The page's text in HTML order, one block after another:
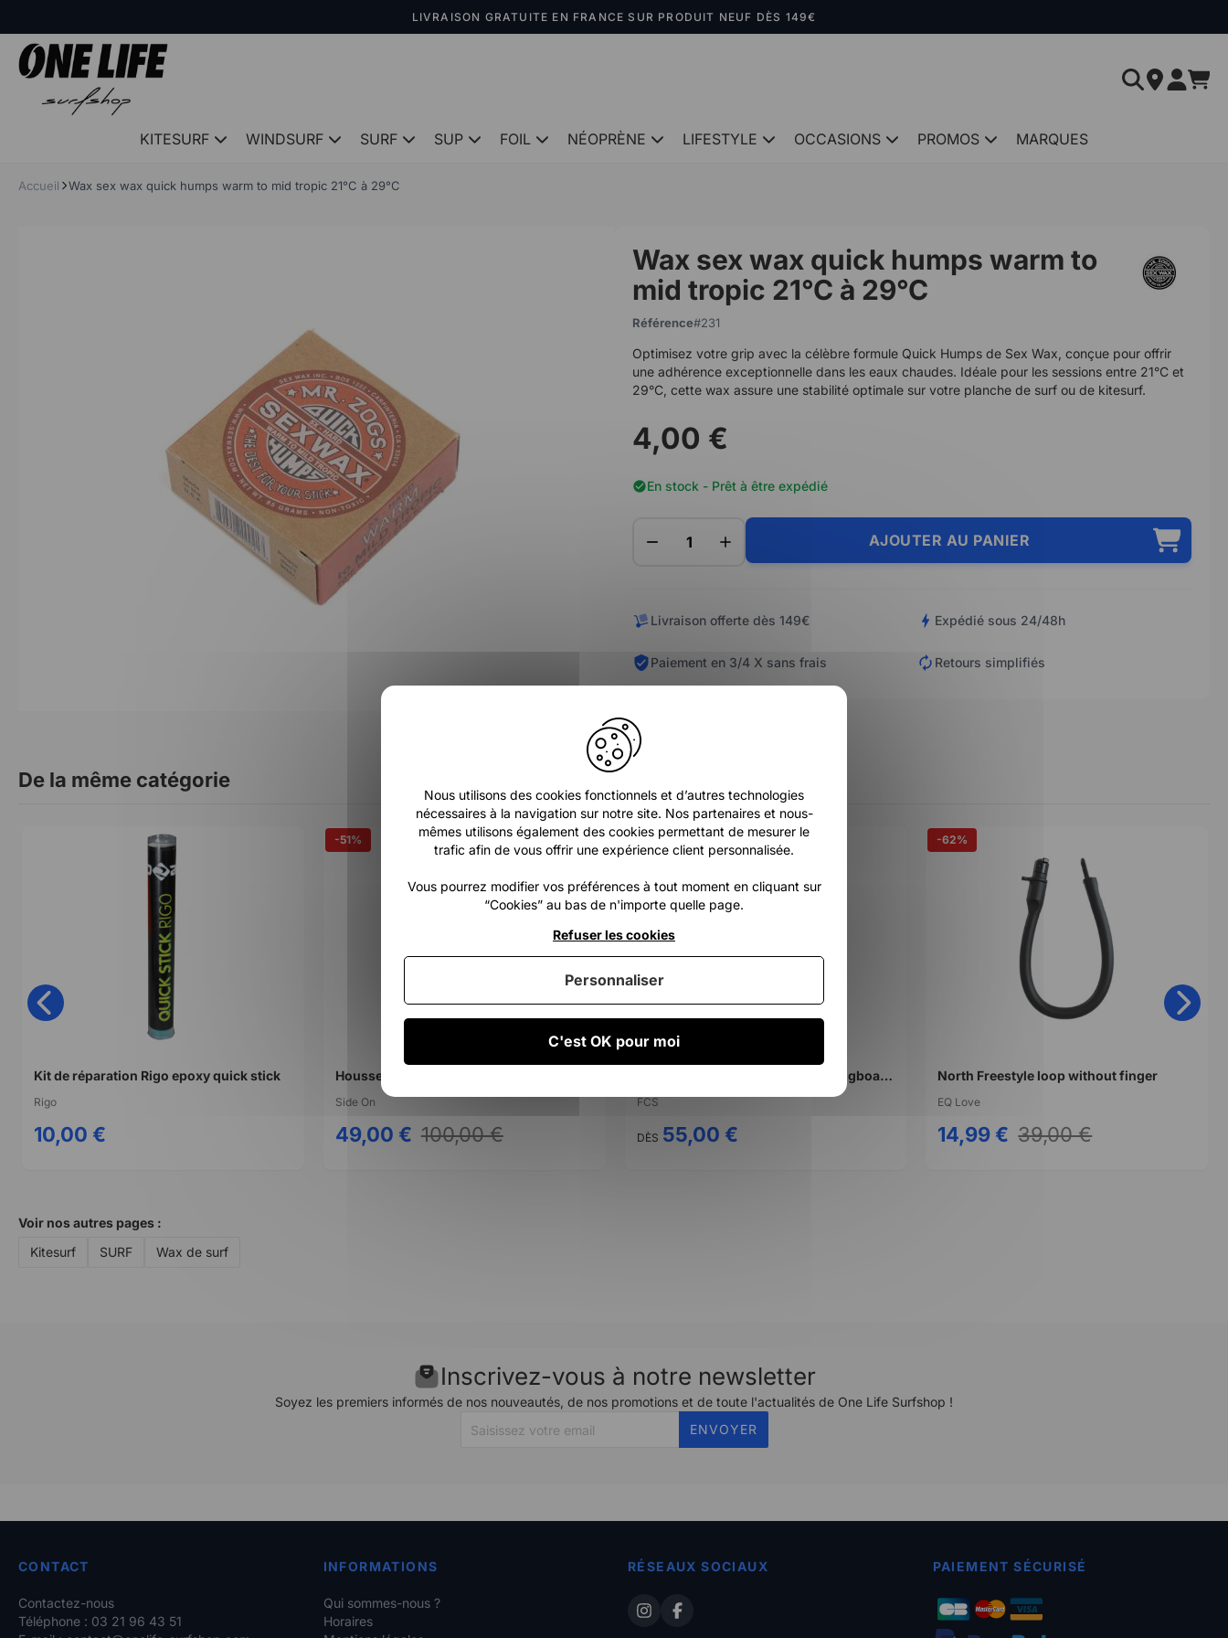
LIVRAISON GRATUITE EN FRANCE SUR PRODUIT NEUF DÈS 149€
KITESURF WINDSURF SURF SUP FOIL NÉOPRÈNE LIFESTYLE OCCASIONS PROMOS MARQUES
Accueil Wax sex wax quick humps warm to mid tropic 21°C à 29°C
Wax sex wax quick humps warm to
mid tropic 21°C à 29°C
Référence 231
Optimisez votre grip avec la célèbre formule Quick Humps de Sex Wax, conçue pour offrir
une adhérence exceptionnelle dans les eaux chaudes. Idéale pour les sessions entre 21°C et
29°C, cette wax assure une stabilité optimale sur votre planche de surf ou de kitesurf.
4,00 €
En stock - Prêt à être expédié
AJOUTER AU PANIER
Livraison offerte dès 149€ Expédié sous 24/48h
Paiement en 3/4 X sans frais Retours simplifiés
De la même catégorie
Kit de réparation Rigo epoxy quick stick
Rigo
10,00 €
Housse de surf Side On 5mm
Side On
49,00 € 100,00 €
-51%
Leash FCS All Round Essential longboard cheville
FCS
DÈS 55,00 €
North Freestyle loop without finger
EQ Love
14,99 € 39,00 €
-62%
Voir nos autres pages :
Kitesurf
SURF Wax de surf
Inscrivez-vous à notre newsletter
Soyez les premiers informés de nos nouveautés, de nos promotions et de toute l'actualités de One Life Surfshop !
ENVOYER
CONTACT
Contactez-nous
Téléphone : 03 21 96 43 51
INFORMATIONS
Qui sommes-nous ?
Horaires
RÉSEAUX SOCIAUX PAIEMENT SÉCURISÉ
Nous utilisons des cookies fonctionnels et d’autres technologies
nécessaires à la navigation sur notre site. Nos partenaires et nous-
mêmes utilisons également des cookies permettant de mesurer le
trafic afin de vous offrir une expérience client personnalisée.
Vous pourrez modifier vos préférences à tout moment en cliquant sur
“Cookies” au bas de n'importe quelle page.
C'est OK pour moi
Refuser les cookies
Personnaliser